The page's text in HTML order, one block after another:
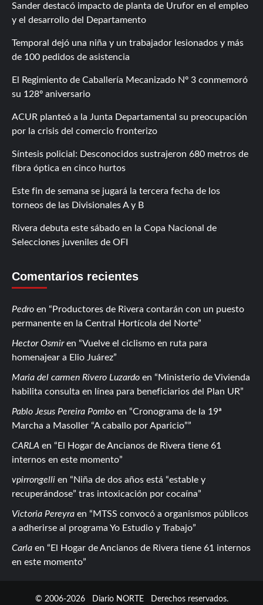
Sander destacó impacto de planta de Urufor en el empleo
y el desarrollo del Departamento
Temporal dejó una niña y un trabajador lesionados y más
de 100 pedidos de asistencia
El Regimiento de Caballería Mecanizado Nº 3 conmemoró
su 128º aniversario
ACUR planteó a la Junta Departamental su preocupación
por la crisis del comercio fronterizo
Síntesis policial: Desconocidos sustrajeron 680 metros de
fibra óptica en cinco hurtos
Este fin de semana se jugará la tercera fecha de los
torneos de las Divisionales A y B
Rivera debuta este sábado en la Copa Nacional de
Selecciones juveniles de OFI
Comentarios recientes
Pedro en
Productores de Rivera contarán con un puesto
permanente en la Central Hortícola del Norte
Hector Osmiren
Vuelve el ciclismo en ruta para
homenajear a Elio Juárez
Maria del carmen Rivero Luzardo en
Ministerio de Vivienda
habilita consulta en línea para beneficiarios del Plan UR
Pablo Jesus Pereira Pombo en
Cronograma de la 19ª
Marcha a Masoller “A caballo por Aparicio”
CARLA en
El Hogar de Ancianos de Rivera tiene 61
internos en este momento
vpirrongelli en
Niña de dos años está “estable y
recuperándose” tras intoxicación por cocaína
Victoria Pereyra en
MTSS convocó a organismos públicos
a adherirse al programa Yo Estudio y Trabajo
Carla en
El Hogar de Ancianos de Rivera tiene 61 internos
en este momento
© 2006-2026 Diario NORTE Derechos reservados.